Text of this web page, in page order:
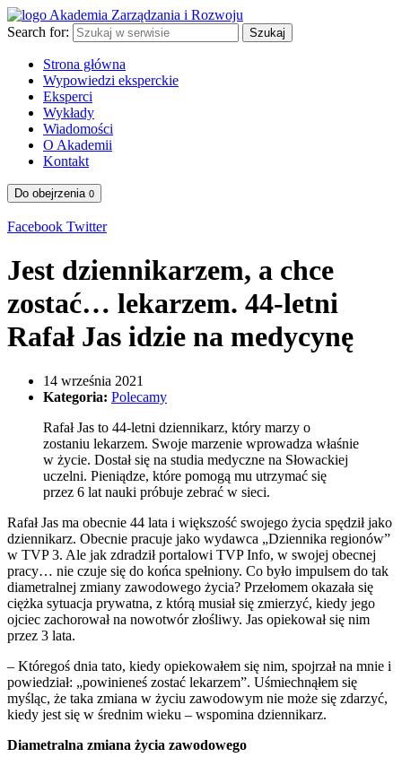
Search for: Szukaj
Strona główna
Wypowiedzi eksperckie
Eksperci
Wykłady
Wiadomości
O Akademii
Kontakt
Do obejrzenia 0
Facebook Twitter
Jest dziennikarzem, a chce
zostać… lekarzem. 44-letni
Rafał Jas idzie na medycynę
14 września 2021
Kategoria: Polecamy
Rafał Jas to 44-letni dziennikarz, który marzy o
zostaniu lekarzem. Swoje marzenie wprowadza właśnie
w życie. Dostał się na studia medyczne na Słowackiej
uczelni. Pieniądze, które pomogą mu utrzymać się
przez 6 lat nauki próbuje zebrać w sieci.
Rafał Jas ma obecnie 44 lata i większość swojego życia spędził jako
dziennikarz. Obecnie pracuje jako wydawca „Dziennika regionów”
w TVP 3. Ale jak zdradził portalowi TVP Info, w swojej obecnej
pracy… nie czuje się do końca spełniony. Co było impulsem do tak
diametralnej zmiany zawodowego życia? Przełomem okazała się
ciężka sytuacja prywatna, z którą musiał się zmierzyć, kiedy jego
ojciec zachorował na nowotwór złośliwy. Jas opiekował się nim
przez 3 lata.
– Któregoś dnia tato, kiedy opiekowałem się nim, spojrzał na mnie i
powiedział: „powinieneś zostać lekarzem”. Uśmiechnąłem się
myśląc, że taka zmiana w życiu zawodowym nie może się zdarzyć,
kiedy jest się w średnim wieku – wspomina dziennikarz.
Diametralna zmiana życia zawodowego